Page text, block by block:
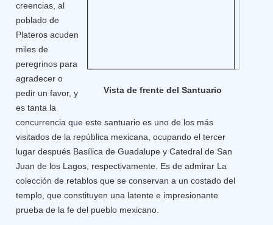
Vista de frente del Santuario
creencias, al
poblado de
Plateros acuden
miles de
peregrinos para
agradecer o
pedir un favor, y
es tanta la
concurrencia que este santuario es uno de los más
visitados de la república mexicana, ocupando el tercer
lugar después Basílica de Guadalupe y Catedral de San
Juan de los Lagos, respectivamente. Es de admirar La
colección de retablos que se conservan a un costado del
templo, que constituyen una latente e impresionante
prueba de la fe del pueblo mexicano.